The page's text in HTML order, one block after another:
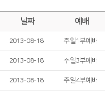
날짜 예배
2013-08-18 주일1부예배
2013-08-18 주일3부예배
2013-08-18 주일4부예배